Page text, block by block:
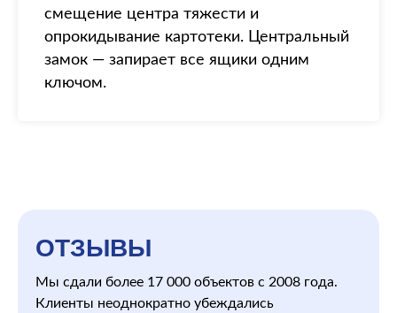
смещение центра тяжести и
опрокидывание картотеки. Центральный
замок — запирает все ящики одним
ключом.
ОТЗЫВЫ
Мы сдали более 17 000 объектов с 2008 года.
Клиенты неоднократно убеждались